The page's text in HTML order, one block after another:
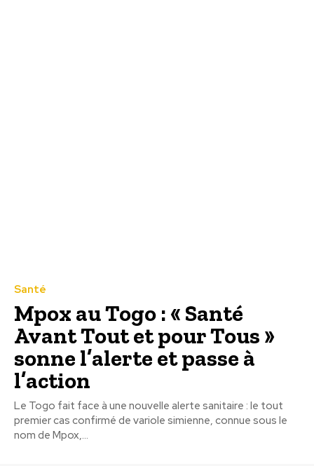
Santé
Mpox au Togo : « Santé
Avant Tout et pour Tous »
sonne l’alerte et passe à
l’action
Le Togo fait face à une nouvelle alerte sanitaire : le tout
premier cas confirmé de variole simienne, connue sous le
nom de Mpox,...